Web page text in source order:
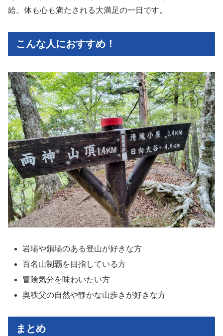
給。体も心も満たされる大満足の一日です。
こんな人におすすめ！
岩場や鎖場のある登山が好きな方
百名山制覇を目指している方
冒険気分を味わいたい方
奥秩父の自然や静かな山歩きが好きな方
まとめ